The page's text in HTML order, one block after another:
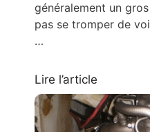
généralement un
pas se tromper de
…
Lire l’article